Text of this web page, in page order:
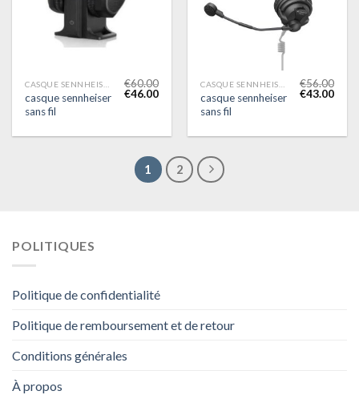
casque sennheiser
sans fil
€60.00
€46.00
casque sennheiser
sans fil
€56.00
€43.00
1 2
POLITIQUES
Politique de confidentialité
Politique de remboursement et de retour
Conditions générales
À propos